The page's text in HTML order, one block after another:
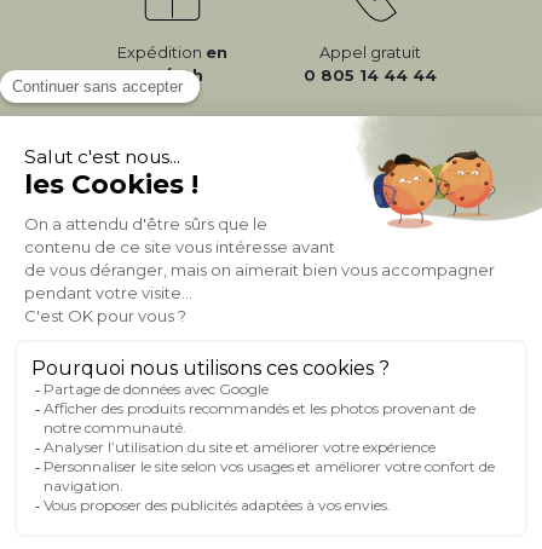
Expédition en
24/72h
Appel gratuit
0 805 14 44 44
À PROPOS DE MILIBOO
AIDE & CONTACT